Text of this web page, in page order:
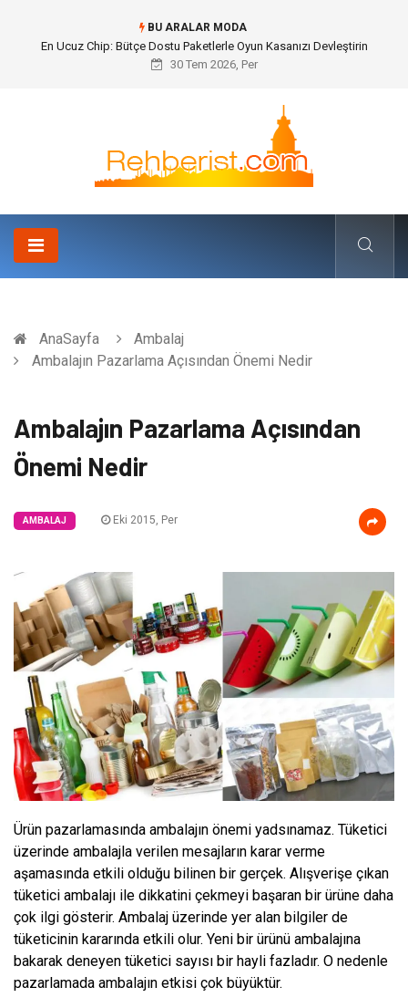
BU ARALAR MODA
En Ucuz Chip: Bütçe Dostu Paketlerle Oyun Kasanızı Devleştirin
30 Tem 2026, Per
AnaSayfa
Ambalaj
Ambalajın Pazarlama Açısından Önemi Nedir
Ambalajın Pazarlama Açısından
Önemi Nedir
AMBALAJ Eki 2015, Per
Ürün pazarlamasında ambalajın önemi yadsınamaz. Tüketici
üzerinde ambalajla verilen mesajların karar verme
aşamasında etkili olduğu bilinen bir gerçek. Alışverişe çıkan
tüketici ambalajı ile dikkatini çekmeyi başaran bir ürüne daha
çok ilgi gösterir. Ambalaj üzerinde yer alan bilgiler de
tüketicinin kararında etkili olur. Yeni bir ürünü ambalajına
bakarak deneyen tüketici sayısı bir hayli fazladır. O nedenle
pazarlamada ambalajın etkisi çok büyüktür.